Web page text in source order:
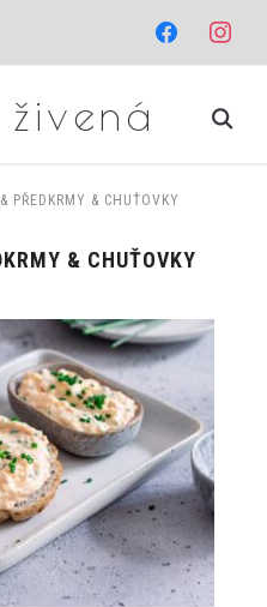
facebook
PŘEDKRMY & CHUŤOVKY
& CHUŤOVKY